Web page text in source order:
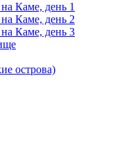
Каме, день 1
Каме, день 2
Каме, день 3
острова)